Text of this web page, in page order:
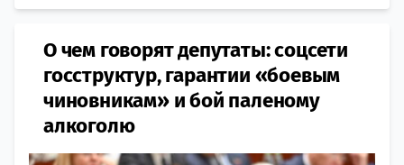
О чем говорят депутаты: соцсети
госструктур, гарантии «боевым
чиновникам» и бой паленому
алкоголю